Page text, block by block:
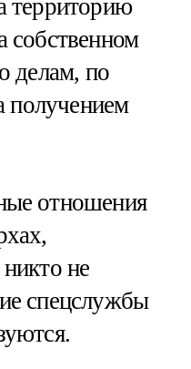
территорию
собственном
делам, по
получением
отношения
не
спецслужбы